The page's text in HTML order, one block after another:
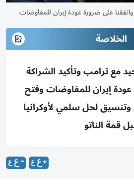
على ضرورة عودة إيران للمفاوضات
الخلاصة
مع ترامب وتأكيد الشراكة
عودة إيران للمفاوضات وفتح
لحل سلمي لأوكرانيا
قمة الناتو